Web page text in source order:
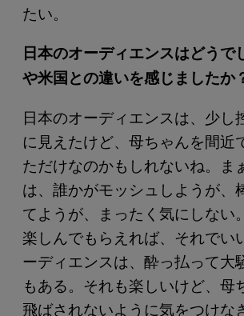
たい。
日本のオーディエンスはどうで
や米国との違いを感じましたか
日本のオーディエンスは、少し
に見えたけど、母ちゃんを間近
ただけなのかもしれないね。ま
は、誰かがモッシュしようが、
てようが、まったく気にしない
楽しんでもらえれば、それでい
ーディエンスは、酔っ払って大
もある。それも楽しいけど、母
飛ばされないように気をつけな